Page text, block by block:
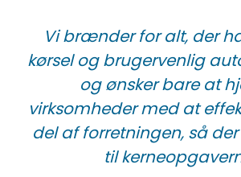
Vi brænder for alt, der
kørsel og brugervenlig
og ønsker bare at
virksomheder med at
del af forretningen, så
til